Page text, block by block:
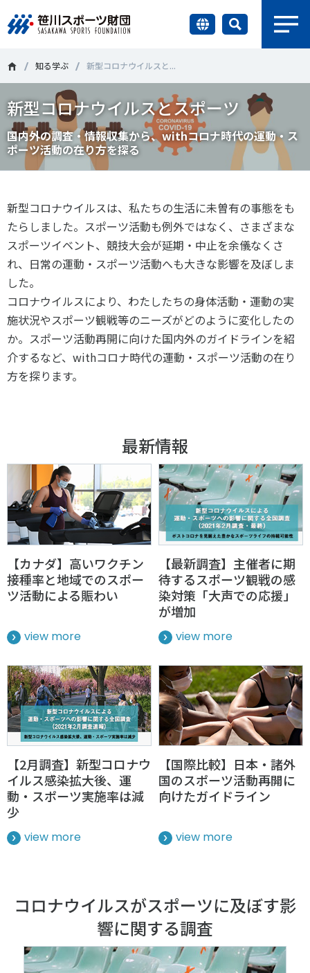
財団情報
研究員紹介
調査・研究
国際情報
知る学ぶ
ニュース
お問い合わせ・お申し込み
メールマガジン
「SSFニュース」
会員登録
アクセス
個人情報保護方針
ソーシャルメディア運営方針
＃誰が子どものスポーツをささえるのか ＃部活動
＃アクティブなまちづくり ＃日本人の身体活動と健康寿命
＃高齢者スポーツ ＃差別とダイバーシティ
調査・研究
スポーツライフ・データ
スポーツ白書
政策提言
子どものスポーツ
スポーツ・ガバナンス
スポーツボランティア
スポーツ政策・予算
健康とスポーツ
社会づくり
自治体との連携
各教育機関との連携
【動画】スポーツでアクティブなまちづくり
知る学ぶ
SPORT POLICY INCUBATOR ―スポーツ政策の『卵』 ―
Sport Topics
スポーツ辞典
知る学ぶ 新型コロナウイルスと...
新型コロナウイルスとスポーツ
国内外の調査・情報収集から、withコロナ時代の運動・ス
ポーツ活動の在り方を探る
新型コロナウイルスは、私たちの生活に未曽有の事態をも
たらしました。スポーツ活動も例外ではなく、さまざまな
スポーツイベント、競技大会が延期・中止を余儀なくさ
れ、日常の運動・スポーツ活動へも大きな影響を及ぼしま
した。
コロナウイルスにより、わたしたちの身体活動・運動の実
施状況やスポーツ観戦等のニーズがどのように変化したの
か。スポーツ活動再開に向けた国内外のガイドラインを紹
介するなど、withコロナ時代の運動・スポーツ活動の在り
方を探ります。
最新情報
【カナダ】高いワクチン
接種率と地域でのスポー
ツ活動による賑わい
view more
【最新調査】主催者に期
待するスポーツ観戦の感
染対策「大声での応援」
が増加
view more
【2月調査】新型コロナウ
イルス感染拡大後、運
動・スポーツ実施率は減
少
view more
【国際比較】日本・諸外
国のスポーツ活動再開に
向けたガイドライン
view more
コロナウイルスがスポーツに及ぼす影
響に関する調査